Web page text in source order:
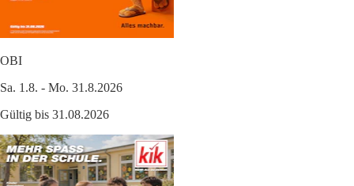
OBI
Sa. 1.8. - Mo. 31.8.2026
Gültig bis 31.08.2026